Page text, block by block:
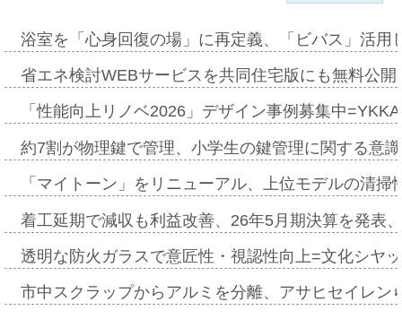
浴室を「心身回復の場」に再定義、「ビバス」活
省エネ検討WEBサービスを共同住宅版にも無料公
「性能向上リノベ2026」デザイン事例募集中
約7割が物理鍵で管理、小学生の鍵管理に関する意
「マイトーン」をリニューアル、上位モデルの清
着工延期で減収も利益改善、26年5月期決算を発表
透明な防火ガラスで意匠性・視認性向上=文化シヤ
市中スクラップからアルミを分離、アサヒセイレ